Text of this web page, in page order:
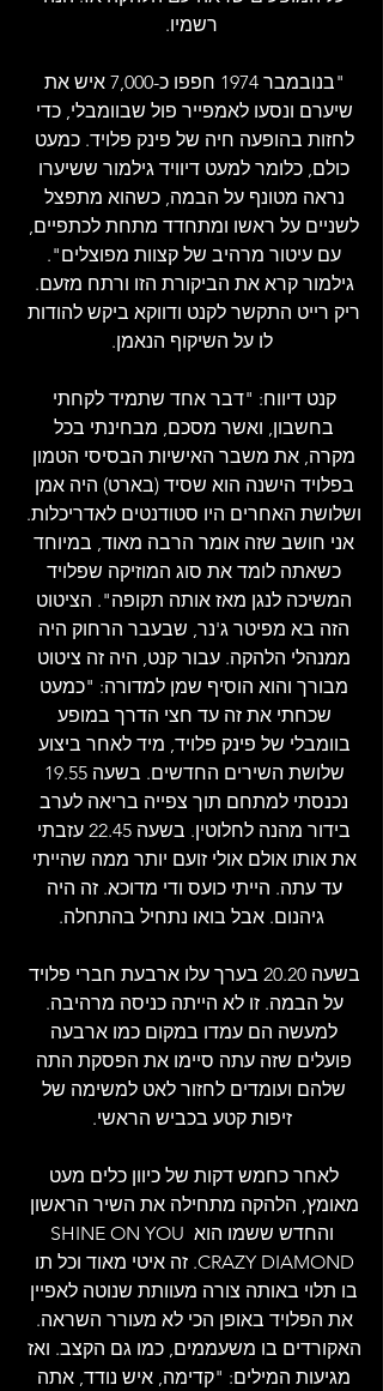
רשמיו.
"בנובמבר 1974 חפפו כ-7,000 איש את
שיערם ונסעו לאמפייר פול שבוומבלי, כדי
לחזות בהופעה חיה של פינק פלויד. כמעט
כולם, כלומר למעט דיוויד גילמור ששיערו
נראה מטונף על הבמה, כשהוא מתפצל
לשניים על ראשו ומתחדד מתחת לכתפיים,
עם עיטור מרהיב של קצוות מפוצלים".
גילמור קרא את הביקורת הזו ורתח מזעם.
ריק רייט התקשר לקנט ודווקא ביקש להודות
לו על השיקוף הנאמן.
קנט דיווח: "דבר אחד שתמיד לקחתי
בחשבון, ואשר מסכם, מבחינתי בכל
מקרה, את משבר האישיות הבסיסי הטמון
בפלויד הישנה הוא שסיד (בארט) היה אמן
ושלושת האחרים היו סטודנטים לאדריכלות.
אני חושב שזה אומר הרבה מאוד, במיוחד
כשאתה לומד את סוג המוזיקה שפלויד
המשיכה לנגן מאז אותה תקופה". הציטוט
הזה בא מפיטר ג'נר, שבעבר הרחוק היה
ממנהלי הלהקה. עבור קנט, היה זה ציטוט
מבורך והוא הוסיף שמן למדורה: "כמעט
שכחתי את זה עד חצי הדרך במופע
בוומבלי של פינק פלויד, מיד לאחר ביצוע
נכנסתי למתחם תוך צפייה בריאה לערב
בידור מהנה לחלוטין. בשעה 22.45 עזבתי
את אותו אולם אולי זועם יותר ממה שהייתי
עד עתה. הייתי כועס ודי מדוכא. זה היה
גיהנום. אבל בואו נתחיל בהתחלה.
בשעה 20.20 בערך עלו ארבעת חברי פלויד
על הבמה. זו לא הייתה כניסה מרהיבה.
למעשה הם עמדו במקום כמו ארבעה
פועלים שזה עתה סיימו את הפסקת התה
שלהם ועומדים לחזור לאט למשימה של
זיפות קטע בכביש הראשי.
לאחר כחמש דקות של כיוון כלים מעט
מאומץ, הלהקה מתחילה את השיר הראשון
והחדש ששמו הוא SHINE ON YOU
CRAZY DIAMOND. זה איטי מאוד וכל תו
בו תלוי באותה צורה מעוותת שנוטה לאפיין
את הפלויד באופן הכי לא מעורר השראה.
האקורדים בו משעממים, כמו גם הקצב. ואז
מגיעות המילים: "קדימה, איש נודד, אתה